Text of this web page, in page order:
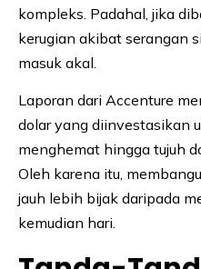
kompleks. Padahal, jika
kerugian akibat serangan
masuk akal.
Laporan dari Accenture
dolar yang diinvestasikan
menghemat hingga tujuh
Oleh karena itu,
jauh lebih bijak daripada
kemudian hari.